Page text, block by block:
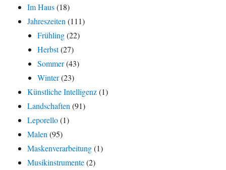
Im Haus(18)
Jahreszeiten (111)
Frühling(22)
Herbst(27)
Sommer(43)
Winter(23)
Künstliche Intelligenz(1)
Landschaften (91)
Leporello(1)
Malen (95)
Maskenverarbeitung(1)
Musikinstrumente(2)